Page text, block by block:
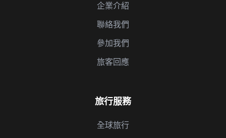
企業介紹
聯絡我們
參加我們
旅客回應
旅行服務
全球旅行